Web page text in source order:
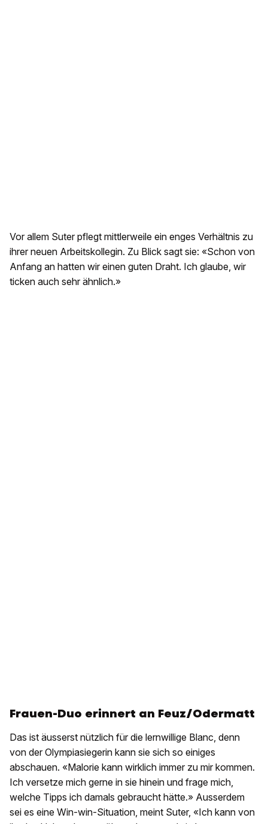
Vor allem Suter pflegt mittlerweile ein enges Verhältnis zu
ihrer neuen Arbeitskollegin. Zu Blick sagt sie: «Schon von
Anfang an hatten wir einen guten Draht. Ich glaube, wir
ticken auch sehr ähnlich.»
Frauen-Duo erinnert an Feuz/Odermatt
Das ist äusserst nützlich für die lernwillige Blanc, denn
von der Olympiasiegerin kann sie sich so einiges
abschauen. «Malorie kann wirklich immer zu mir kommen.
Ich versetze mich gerne in sie hinein und frage mich,
welche Tipps ich damals gebraucht hätte.» Ausserdem
sei es eine Win-win-Situation, meint Suter, «Ich kann von